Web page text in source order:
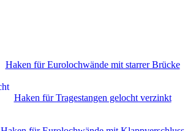
Haken für Eurolochwände mit starrer Brücke
Haken für Tragestangen gelocht verzinkt